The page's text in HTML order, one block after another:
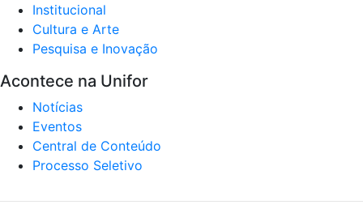
Institucional
Cultura e Arte
Pesquisa e Inovação
Acontece na Unifor
Notícias
Eventos
Central de Conteúdo
Processo Seletivo